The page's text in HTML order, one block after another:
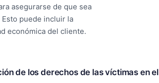
asegurarse de que sea
puede incluir la
económica del cliente.
de los derechos de las víctimas en el